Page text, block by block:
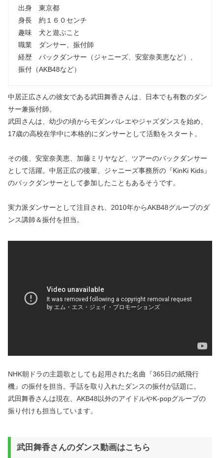
出身 東京都
身長 約１６０センチ
趣味 犬と遊ぶこと
職業 ダンサー、振付師
経歴 バックダンサー（ジャニーズ、安室奈美恵など）、
振付（AKB48など）
中居正広さんの彼女である武田舞香さんは、日本でも有数のダン
サー兼振付師。
武田さんは、幼少の頃からモダンバレエやジャズダンスを始め、
17歳の高校在学中に本格的にダンサーとして活動をスタート。
その後、安室奈美恵、加藤ミリヤなど、ツアーのバックダンサー
として活躍。中居正広の後輩、ジャニーズ事務所の『KinKi Kids』
のバックダンサーとして参加したこともあるそうです。
実力派ダンサーとして注目され、2010年からAKB48グループのダ
ンス講師＆振付を担当。
NHK朝ドラの主題歌としても起用された名曲『365日の紙飛行
機』の振付を担当。手話を取り入れたダンスの振付が話題に。
武田舞香さんは現在、AKB48以外のアイドルやK-popグループの
振り付けも担当しています。
武田舞香さんのダンス動画はこちら